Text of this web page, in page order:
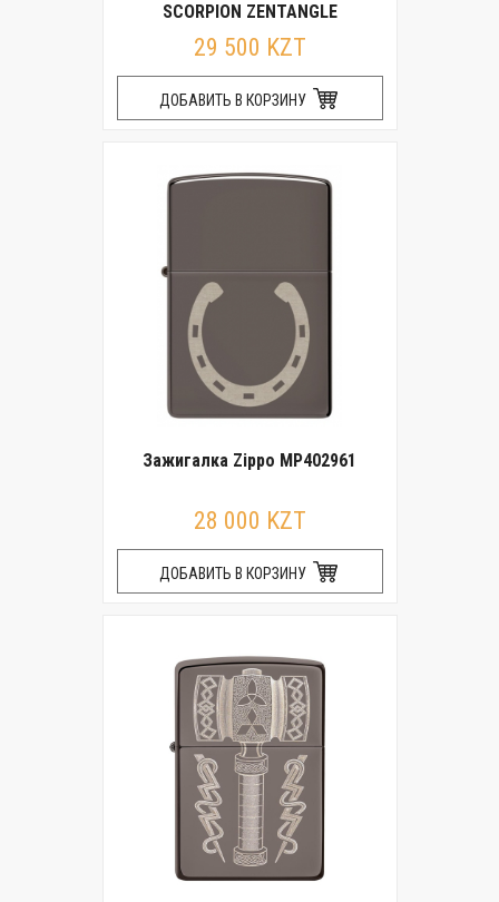
SCORPION ZENTANGLE
29 500 KZT
ДОБАВИТЬ В КОРЗИНУ
Зажигалка Zippo MP402961
28 000 KZT
ДОБАВИТЬ В КОРЗИНУ